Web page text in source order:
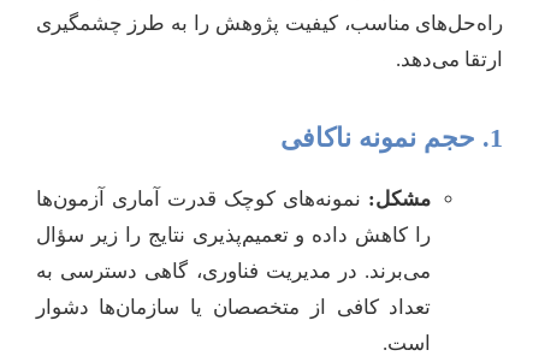
راه‌حل‌های مناسب، کیفیت پژوهش را به طرز چشمگیری
ارتقا می‌دهد.
1. حجم نمونه ناکافی
مشکل: نمونه‌های کوچک قدرت آماری آزمون‌ها
را کاهش داده و تعمیم‌پذیری نتایج را زیر سؤال
می‌برند. در مدیریت فناوری، گاهی دسترسی به
تعداد کافی از متخصصان یا سازمان‌ها دشوار
است.